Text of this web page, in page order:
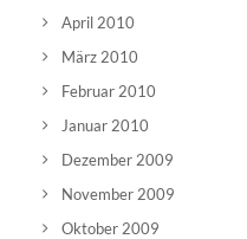
April 2010
März 2010
Februar 2010
Januar 2010
Dezember 2009
November 2009
Oktober 2009